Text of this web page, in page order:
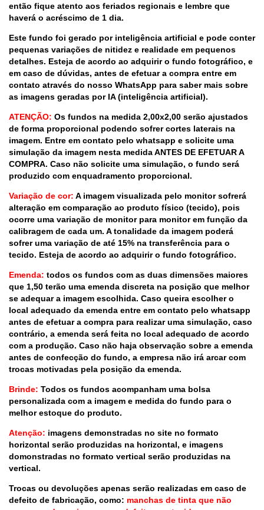
então fique atento aos feriados regionais e lembre que
haverá o acréscimo de 1 dia.
Este fundo foi gerado por inteligência artificial e pode conter
pequenas variações de nitidez e realidade em pequenos
detalhes. Esteja de acordo ao adquirir o fundo fotográfico, e
em caso de dúvidas, antes de efetuar a compra entre em
contato através do nosso WhatsApp para saber mais sobre
as imagens geradas por IA (inteligência artificial).
ATENÇÃO: Os fundos na medida 2,00x2,00 serão ajustados
de forma proporcional podendo sofrer cortes laterais na
imagem. Entre em contato pelo whatsapp e solicite uma
simulação da imagem nesta medida ANTES DE EFETUAR A
COMPRA. Caso não solicite uma simulação, o fundo será
produzido com enquadramento proporcional.
Variação de cor: A imagem visualizada pelo monitor sofrerá
alteração em comparação ao produto físico (tecido), pois
ocorre uma variação de monitor para monitor em função da
calibragem de cada um. A tonalidade da imagem poderá
sofrer uma variação de até 15% na transferência para o
tecido. Esteja de acordo ao adquirir o fundo fotográfico.
Emenda: todos os fundos com as duas dimensões maiores
que 1,50 terão uma emenda discreta na posição que melhor
se adequar a imagem escolhida. Caso queira escolher o
local adequado da emenda entre em contato pelo whatsapp
antes de efetuar a compra para realizar uma simulação, caso
contrário, a emenda será feita no local adequado de acordo
com a produção. Caso não haja observação sobre a emenda
antes de confecção do fundo, a empresa não irá arcar com
trocas motivadas pela posição da emenda.
Brinde: Todos os fundos acompanham uma bolsa
personalizada com a imagem e medida do fundo para o
melhor estoque do produto.
Atenção: imagens demonstradas no site no formato
horizontal serão produzidas na horizontal, e imagens
domonstradas no formato vertical serão produzidas na
vertical.
Trocas ou devoluções apenas serão realizadas em caso de
defeito de fabricação, como: manchas de tinta que não